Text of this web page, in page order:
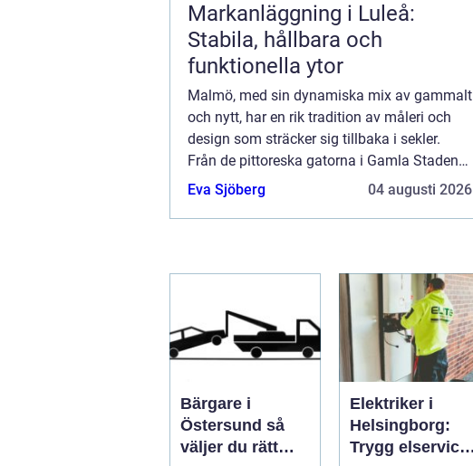
Markanläggning i Luleå:
Stabila, hållbara och
funktionella ytor
Malmö, med sin dynamiska mix av gammalt
och nytt, har en rik tradition av måleri och
design som sträcker sig tillbaka i sekler.
Från de pittoreska gatorna i Gamla Staden
till de moderna byggnaderna som formar
Eva Sjöberg 04 augusti 2026
Bärgare i
Östersund så
väljer du rätt
Elektriker i
Helsingborg:
Trygg elservice